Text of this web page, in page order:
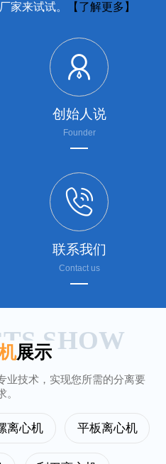
家来试试。
【了解更多】

创始人说
Founder

联系我们
Contact us
SHOW
展示
业技术，实现您所需的分离要
。
离心机 平板离心机